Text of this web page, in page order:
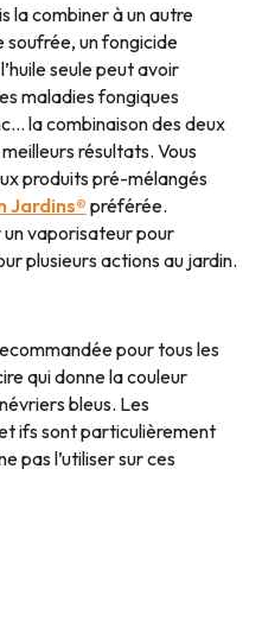
la combiner à un autre
soufrée, un fongicide
seule peut avoir
maladies fongiques
la combinaison des deux
résultats. Vous
produits pré-mélangés
Jardins® préférée.
vaporisateur pour
plusieurs actions au jardin.
pour tous les
qui donne la couleur
bleus. Les
ifs sont particulièrement
pas l’utiliser sur ces